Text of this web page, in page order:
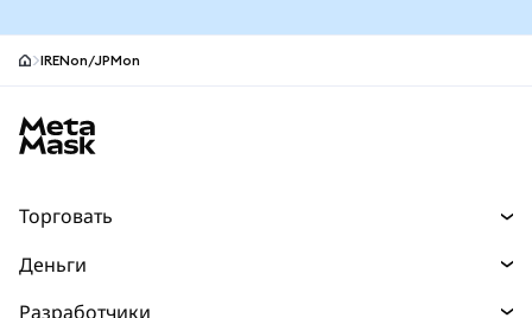
IRENon/JPMon
Торговать
Деньги
Разработчики